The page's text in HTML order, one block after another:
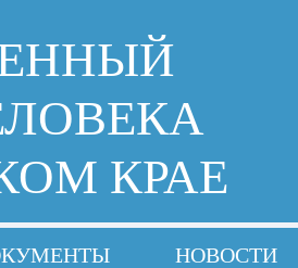
КРАЕ
НОВОСТИ